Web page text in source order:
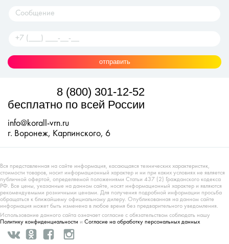
отправить
8 (800) 301-12-52
бесплатно по всей России
info@korall-vrn.ru
г. Воронеж, Карпинского, 6
Вся представленная на сайте информация, касающаяся технических характеристик,
стоимости товаров, носит информационный характер и ни при каких условиях не является
публичной офертой, определяемой положениями Статьи 437 (2) Гражданского кодекса
РФ. Все цены, указанные на данном сайте, носят информационный характер и являются
рекомендуемыми розничными ценами. Для получения подробной информации просьба
обращаться к ближайшему официальному дилеру. Опубликованная на данном сайте
информация может быть изменена в любое время без предварительного уведомления.
Использование данного сайта означает согласие с обязательством соблюдать нашу
Политику конфиденциальности и Согласие на обработку персональных данных